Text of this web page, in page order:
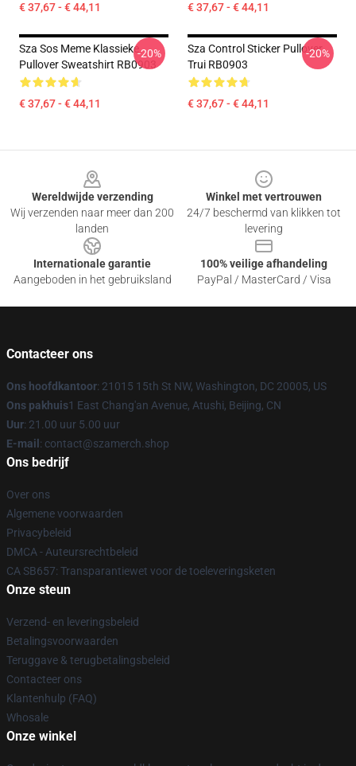
€ 37,67 - € 44,11 € 37,67 - € 44,11
Sza Sos Meme Klassieke
Pullover Sweatshirt RB0903
€ 37,67 - € 44,11
-20%
Sza Control Sticker Pullover
Trui RB0903
€ 37,67 - € 44,11
-20%
Wereldwijde verzending
Wij verzenden naar meer dan 200
landen
Winkel met vertrouwen
24/7 beschermd van klikken tot
levering
Internationale garantie
Aangeboden in het gebruiksland
100% veilige afhandeling
PayPal / MasterCard / Visa
Contacteer ons
Ons hoofdkantoor: 21015 15th St NW, Washington, DC 20005, US
Ons pakhuis1 East Chang'an Avenue, Atushi, Beijing, CN
Uur: 21.00 uur 5.00 uur
E-mail : contact@szamerch.shop
Ons bedrijf
Over ons
Algemene voorwaarden
Privacybeleid
DMCA - Auteursrechtbeleid
CA SB657: Transparantiewet voor de toeleveringsketen
Onze steun
Verzend- en leveringsbeleid
Betalingsvoorwaarden
Teruggave & terugbetalingsbeleid
Contacteer ons
Klantenhulp (FAQ)
Whosale
Onze winkel